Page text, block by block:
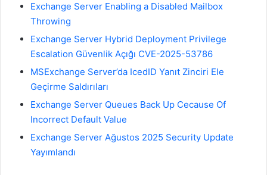
Exchange Server Enabling a Disabled Mailbox
Throwing
Exchange Server Hybrid Deployment Privilege
Escalation Güvenlik Açığı CVE-2025-53786
MSExchange Server’da IcedID Yanıt Zinciri Ele
Geçirme Saldırıları
Exchange Server Queues Back Up Cecause Of
Incorrect Default Value
Exchange Server Ağustos 2025 Security Update
Yayımlandı